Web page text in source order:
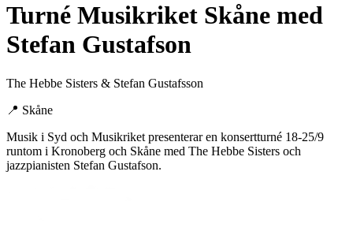
Turné Musikriket Skåne med
Stefan Gustafson
The Hebbe Sisters & Stefan Gustafsson
📍 Skåne
Musik i Syd och Musikriket presenterar en konsertturné 18-25/9
runtom i Kronoberg och Skåne med The Hebbe Sisters och
jazzpianisten Stefan Gustafson.